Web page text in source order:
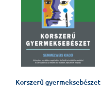
Korszerű gyermeksebészet